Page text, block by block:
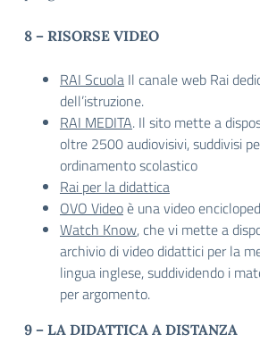
8 – RISORSE VIDEO
RAI Scuola Il canale web Rai
dell’istruzione.
RAI MEDITA. Il sito mette a
oltre 2500 audiovisivi, suddivisi
ordinamento scolastico
Rai per la didattica
OVO Videoè una video
Watch Know, che vi mette a
archivio di video didattici per la
lingua inglese, suddividendo i
per argomento.
9 – LA DIDATTICA A DISTANZA